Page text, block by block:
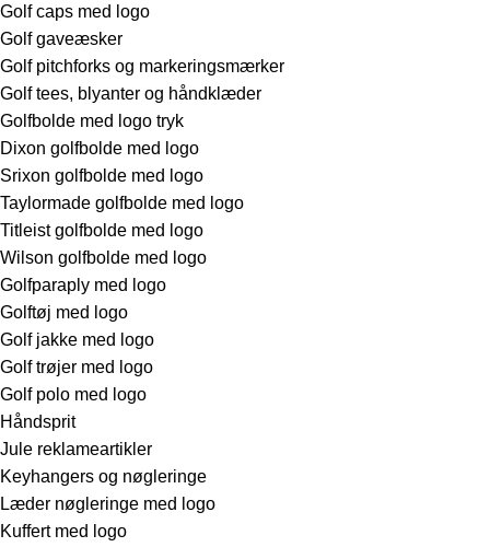
Golf caps med logo
Golf gaveæsker
Golf pitchforks og markeringsmærker
Golf tees, blyanter og håndklæder
Golfbolde med logo tryk
Dixon golfbolde med logo
Srixon golfbolde med logo
Taylormade golfbolde med logo
Titleist golfbolde med logo
Wilson golfbolde med logo
Golfparaply med logo
Golftøj med logo
Golf jakke med logo
Golf trøjer med logo
Golf polo med logo
Håndsprit
Jule reklameartikler
Keyhangers og nøgleringe
Læder nøgleringe med logo
Kuffert med logo